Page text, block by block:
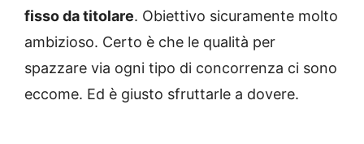
fisso da titolare. Obiettivo sicuramente molto
ambizioso. Certo è che le qualità per
spazzare via ogni tipo di concorrenza ci sono
eccome. Ed è giusto sfruttarle a dovere.